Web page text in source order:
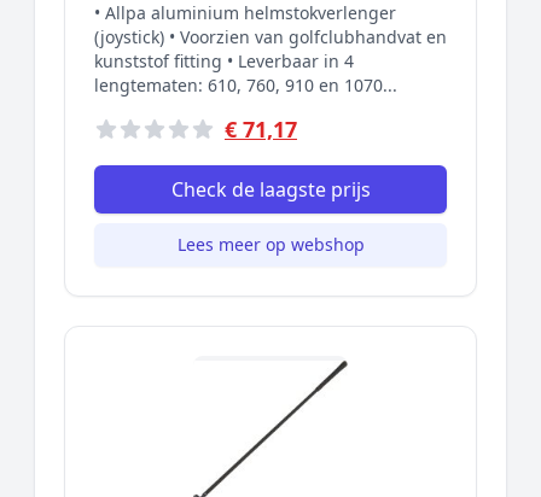
• Allpa aluminium helmstokverlenger
(joystick) • Voorzien van golfclubhandvat en
kunststof fitting • Leverbaar in 4
lengtematen: 610, 760, 910 en 1070...
€ 71,17
Check de laagste prijs
Lees meer op webshop